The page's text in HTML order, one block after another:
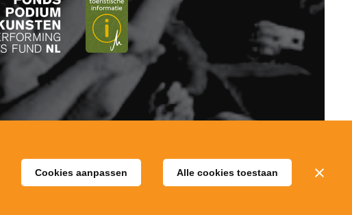
Cookies aanpassen Alle cookies toestaan